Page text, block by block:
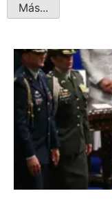
Más...